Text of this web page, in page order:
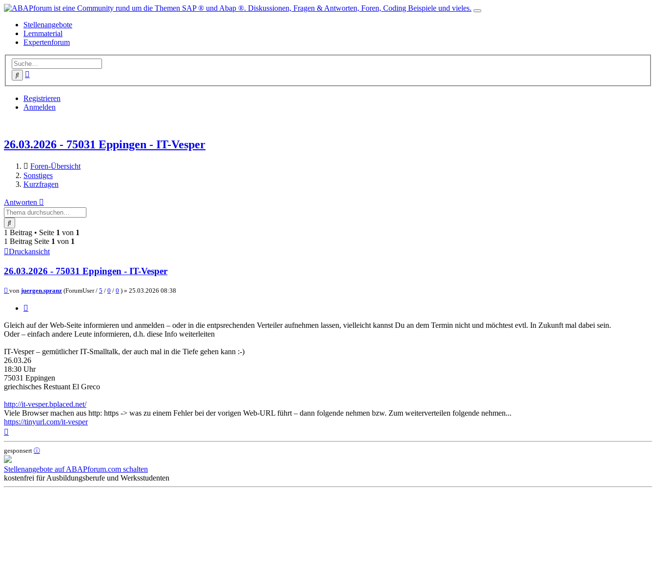
Stellenangebote
Lernmaterial
Expertenforum
Suche
Registrieren
Anmelden
26.03.2026 - 75031 Eppingen - IT-Vesper
Foren-Übersicht
Sonstiges
Kurzfragen
Antworten
Suche
1 Beitrag • Seite 1 von 1
1 Beitrag Seite 1 von 1
Druckansicht
26.03.2026 - 75031 Eppingen - IT-Vesper
Beitrag
von juergen.spranz (ForumUser / 5 / 0 / 0 ) » 25.03.2026 08:38
Gleich auf der Web-Seite informieren und anmelden – oder in die entpsrechenden Verteiler aufnehmen lassen, vielleicht kannst Du an dem Termin nicht und möchtest evtl. In Zukunft mal dabei sein.
Oder – einfach andere Leute informieren, d.h. diese Info weiterleiten
IT-Vesper – gemütlicher IT-Smalltalk, der auch mal in die Tiefe gehen kann :-)
26.03.26
18:30 Uhr
75031 Eppingen
griechisches Restuant El Greco
http://it-vesper.bplaced.net/
Viele Browser machen aus http: https -> was zu einem Fehler bei der vorigen Web-URL führt – dann folgende nehmen bzw. Zum weiterverteilen folgende nehmen...
https://tinyurl.com/it-vesper
gesponsert ⓘ
Stellenangebote auf ABAPforum.com schalten
kostenfrei für Ausbildungsberufe und Werksstudenten